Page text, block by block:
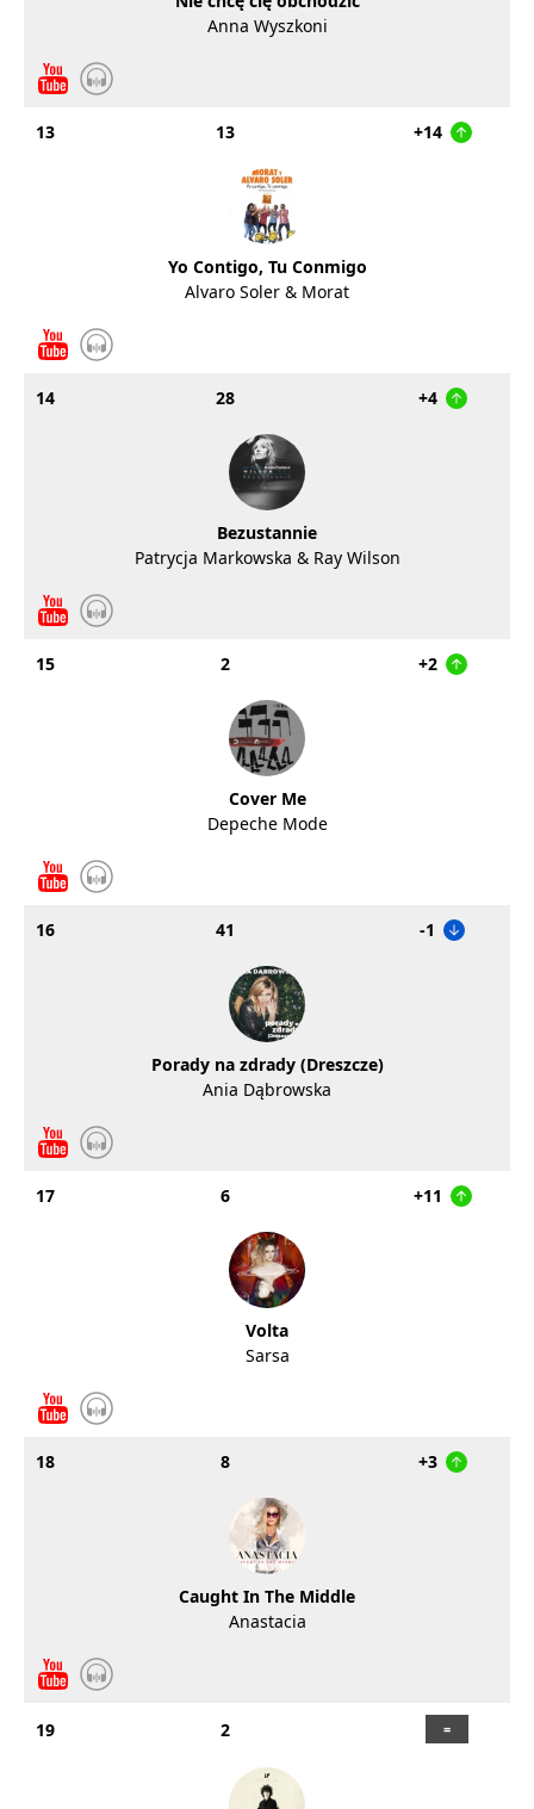
Anna Wyszkoni
13 13 +14
Yo Contigo, Tu Conmigo
Alvaro Soler & Morat
14 28 +4
Bezustannie
Patrycja Markowska & Ray Wilson
15 2 +2
Cover Me
Depeche Mode
16 41 -1
Porady na zdrady (Dreszcze)
Ania Dąbrowska
17 6 +11
Volta
Sarsa
18 8 +3
Caught In The Middle
Anastacia
19 2